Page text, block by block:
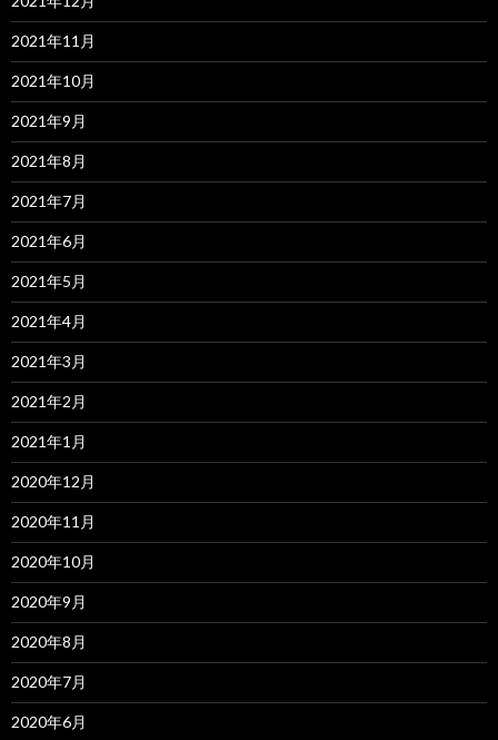
2021年11月
2021年10月
2021年9月
2021年8月
2021年7月
2021年6月
2021年5月
2021年4月
2021年3月
2021年2月
2021年1月
2020年12月
2020年11月
2020年10月
2020年9月
2020年8月
2020年7月
2020年6月